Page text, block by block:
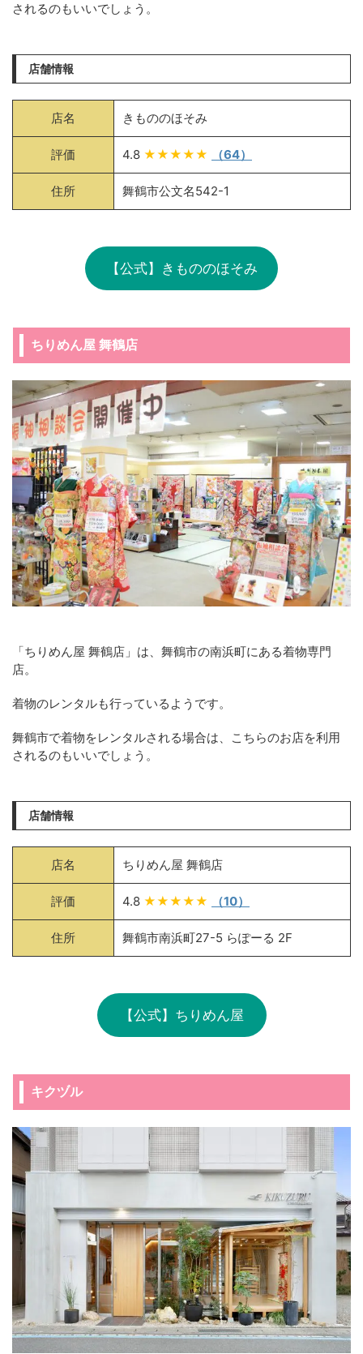
されるのもいいでしょう。
店舗情報
店名 きもののほそみ
評価 4.8 ★★★★★ （64）
住所 舞鶴市公文名542-1
【公式】きもののほそみ
ちりめん屋 舞鶴店
「ちりめん屋 舞鶴店」は、舞鶴市の南浜町にある着物専門
店。
着物のレンタルも行っているようです。
舞鶴市で着物をレンタルされる場合は、こちらのお店を利用
されるのもいいでしょう。
店舗情報
店名 ちりめん屋 舞鶴店
評価 4.8 ★★★★★ （10）
住所 舞鶴市南浜町27-5 らぽーる 2F
【公式】ちりめん屋
キクヅル